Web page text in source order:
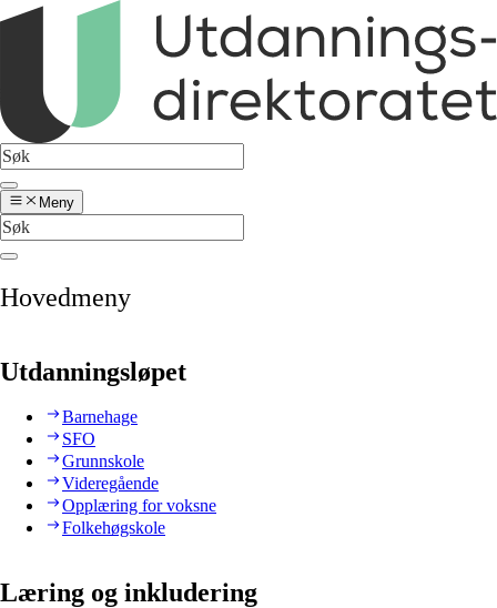
Meny
Hovedmeny
Utdanningsløpet
Barnehage
SFO
Grunnskole
Videregående
Opplæring for voksne
Folkehøgskole
Læring og inkludering